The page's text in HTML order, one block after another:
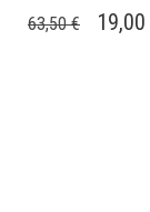
63,50€
EL
19,00